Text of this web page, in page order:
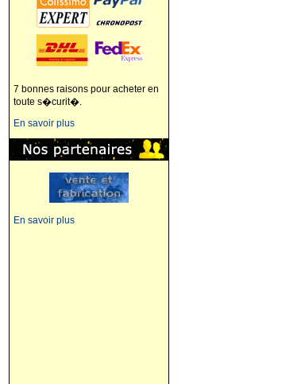
7 bonnes raisons pour acheter en
toute s�curit�.
En savoir plus
En savoir plus